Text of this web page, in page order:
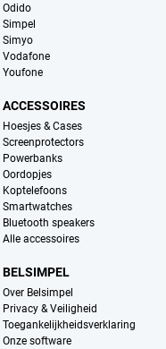
Odido
Simpel
Simyo
Vodafone
Youfone
ACCESSOIRES
Hoesjes & Cases
Screenprotectors
Powerbanks
Oordopjes
Koptelefoons
Smartwatches
Bluetooth speakers
Alle accessoires
BELSIMPEL
Over Belsimpel
Privacy & Veiligheid
Toegankelijkheidsverklaring
Onze software